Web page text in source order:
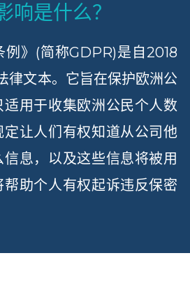
响是什么？
例》(简称GDPR)是自2018
律文本。它旨在保护欧洲公
用于收集欧洲公民个人数
让人们有权知道从公司他
息，以及这些信息将被用
助个人有权起诉违反保密